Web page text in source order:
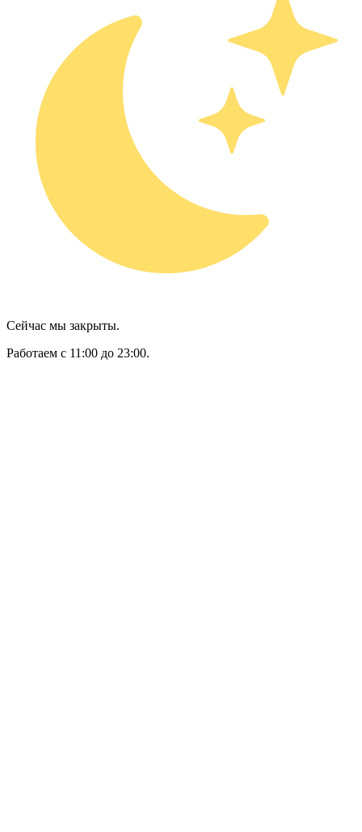
Сейчас мы закрыты.
Работаем с 11:00 до 23:00.